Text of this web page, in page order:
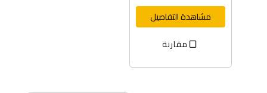
مشاهدة التفاصيل
مقارنة